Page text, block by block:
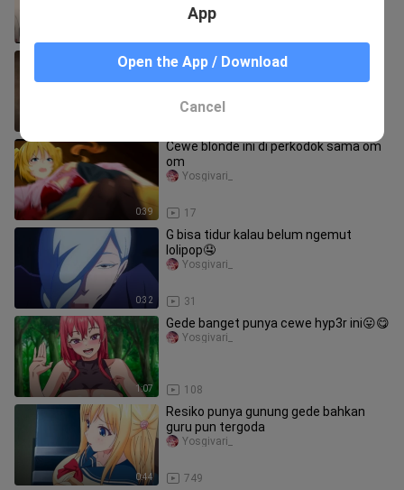
Manusia ena ena sama cewe furry👅
Yosgivari_
0:39
Cewe blonde ini di perkodok sama om
om
17
Yosgivari_
0:32
G bisa tidur kalau belum ngemut
lolipop🤤
31
Yosgivari_
1:07
Gede banget punya cewe hyp3r ini😛😋
108
Yosgivari_
0:44
Resiko punya gunung gede bahkan
guru pun tergoda
749
Yosgivari_
App
Open the App / Download
Cancel